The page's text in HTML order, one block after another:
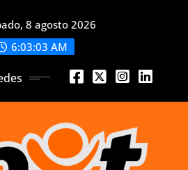
8 agosto 2026
6:03:03 AM